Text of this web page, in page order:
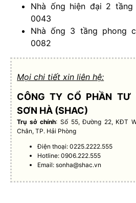
Nhà ống hiện đại 2
0043
Nhà ống 3 tầng phong
0082
Mọi chi tiết xin liên hệ:
CÔNG TY CỔ PHẦN TƯ
SƠN HÀ (SHAC)
Trụ sở chính: Số 55, Đường 22, KĐT
Chân, TP. Hải Phòng
Điện thoại: 0225.2222.555
Hotline: 0906.222.555
Email:sonha@shac.vn